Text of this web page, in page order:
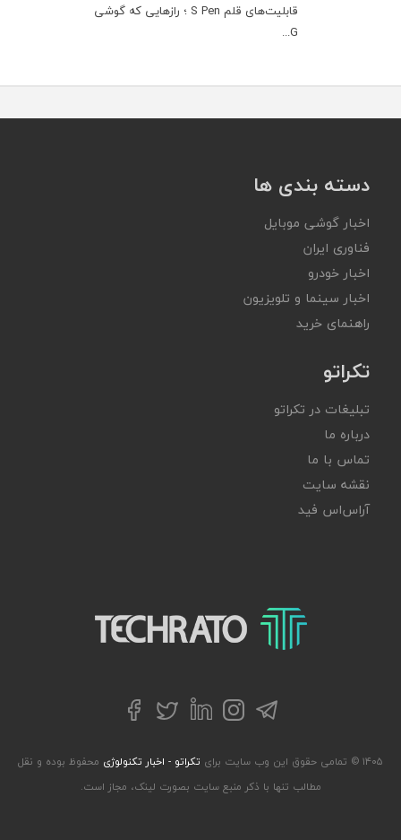
قابلیت‌های قلم S Pen ؛ رازهایی که گوشی
G...
دسته بندی ها
اخبار گوشی موبایل
فناوری ایران
اخبار خودرو
اخبار سینما و تلویزیون
راهنمای خرید
تکراتو
تبلیغات در تکراتو
درباره ما
تماس با ما
نقشه سایت
آر‌اس‌اس فید
تکراتو – زندگی با تکنولوژی
تلگراماینستاگرام
لینکداینتوییترفیسبوک
۱۴۰۵ © تمامی حقوق این وب سایت برای تکراتو - اخبار تکنولوژی محفوظ بوده و نقل
مطالب تنها با ذکر منبع سایت بصورت لینک، مجاز است.